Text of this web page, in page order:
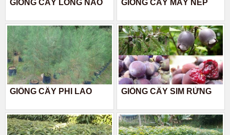
GIỐNG CÂY LONG NÃO GIỐNG CÂY MÂY NẾP
GIỐNG CÂY PHI LAO GIỐNG CÂY SIM RỪNG